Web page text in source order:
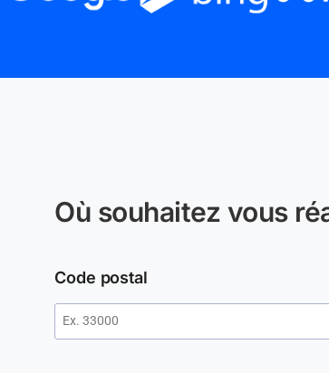
Où souhaitez vous
Code postal